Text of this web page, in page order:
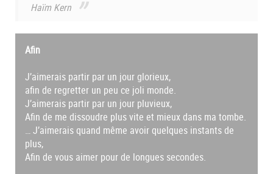
Haïm Kern
Afin
J’aimerais partir par un jour glorieux,
afin de regretter un peu ce joli monde.
J’aimerais partir par un jour pluvieux,
Afin de me dissoudre plus vite et mieux dans ma tombe.
… J’aimerais quand même avoir quelques instants de
plus,
Afin de vous aimer pour de longues secondes.